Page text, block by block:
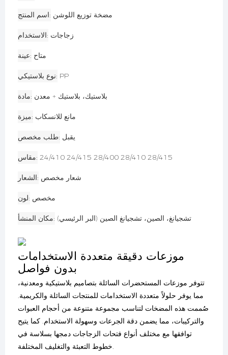
اسم المنتج مضخة توزيع اللوشن
الاستخدام زجاجات
عينة متاح
نوع بلاستيكي PP
مادة بلاستيك، بلاستيك + معدن
ميزة مانع للانسكاب
طلب مخصص يقبل
مقاس 24/410 24/415 28/400 28/410 28/415
الشعار شعار مخصص
لون مخصص
مكان المنشأ تشجيانغ، الصين، تشجيانغ الصين (البر الرئيسي)
موزعات دقيقة متعددة الاستخدامات
بدون فواصل
تتوفر موزعات المستحضرات السائلة بتصاميم بلاستيكية ومعدنية،
مما يوفر حلولاً متعددة الاستخدامات للمنتجات السائلة والكريمية.
صُممت هذه المضخات لتناسب مجموعة متنوعة من أحجام العبوات
والتركيبات، مما يضمن دقة الجرعات وسهولة الاستخدام. كما يتيح
توافقها مع مختلف أنواع فتحات الزجاجات دمجها بسلاسة في
خطوط التعبئة والتغليف المختلفة.